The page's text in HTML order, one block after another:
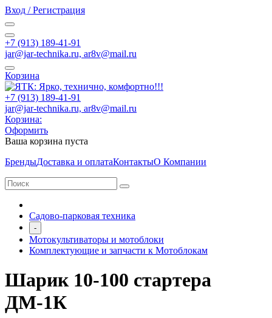
Вход / Регистрация
+7 (913) 189-41-91
jar@jar-technika.ru, ar8v@mail.ru
Корзина
+7 (913) 189-41-91
jar@jar-technika.ru, ar8v@mail.ru
Корзина:
Оформить
Ваша корзина пуста
БрендыДоставка и оплатаКонтактыО Компании
Садово-парковая техника
-
Мотокультиваторы и мотоблоки
Комплектующие и запчасти к Мотоблокам
Шарик 10-100 стартера
ДМ-1К